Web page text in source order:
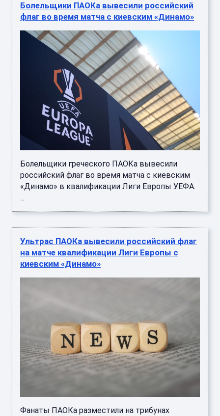
Болельщики ПАОКа вывесили российский
флаг во время матча с киевским «Динамо»
Болельщики греческого ПАОКа вывесили
российский флаг во время матча с киевским
«Динамо» в квалификации Лиги Европы УЕФА.
...
Ультрас ПАОКа вывесили российский флаг
на матче квалификации Лиги Европы с
киевским «Динамо»
Фанаты ПАОКа разместили на трибунах